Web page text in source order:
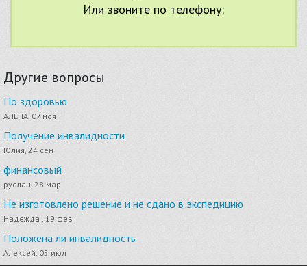
Или звоните по телефону:
Другие вопросы
По здоровью
АЛЕНА, 07 ноя
Получение инвалидности
Юлия, 24 сен
финансовый
руслан, 28 мар
Не изготовлено решение и не сдано в экспедицию
Надежда , 19 фев
Положена ли инвалидность
Алексей, 05 июл